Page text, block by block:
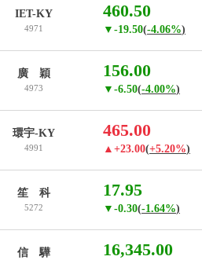
IET-KY
4971
460.50
▼-19.50(-4.06%)
廣 穎
4973
156.00
▼-6.50(-4.00%)
環宇-KY
4991
465.00
▲+23.00(+5.20%)
笙 科
5272
17.95
▼-0.30(-1.64%)
信 驊 16,345.00